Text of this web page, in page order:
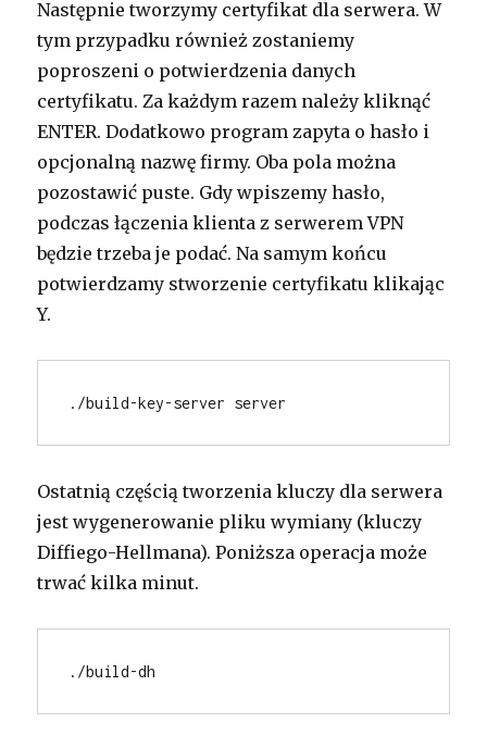
Następnie tworzymy certyfikat dla serwera. W
tym przypadku również zostaniemy
poproszeni o potwierdzenia danych
certyfikatu. Za każdym razem należy kliknąć
ENTER. Dodatkowo program zapyta o hasło i
opcjonalną nazwę firmy. Oba pola można
pozostawić puste. Gdy wpiszemy hasło,
podczas łączenia klienta z serwerem VPN
będzie trzeba je podać. Na samym końcu
potwierdzamy stworzenie certyfikatu klikając
Y.
./build-key-server server
Ostatnią częścią tworzenia kluczy dla serwera
jest wygenerowanie pliku wymiany (kluczy
Diffiego-Hellmana). Poniższa operacja może
trwać kilka minut.
./build-dh